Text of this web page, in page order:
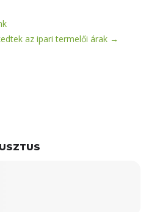
az ipari termelői árak →